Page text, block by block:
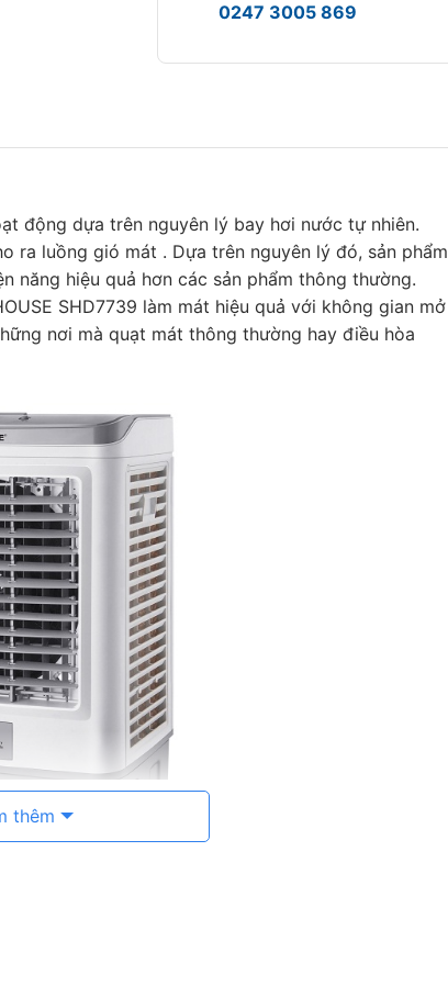
0247 3005 869
động dựa trên nguyên lý bay hơi nước tự nhiên.
ra luồng gió mát . Dựa trên nguyên lý đó, sản phẩm
năng hiệu quả hơn các sản phẩm thông thường.
SHD7739 làm mát hiệu quả với không gian mở
nơi mà quạt mát thông thường hay điều hòa
thêm